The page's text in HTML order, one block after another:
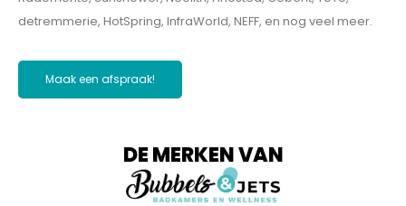
detremmerie, HotSpring, InfraWorld, NEFF, en nog veel meer.
Maak een afspraak!
DE MERKEN VAN